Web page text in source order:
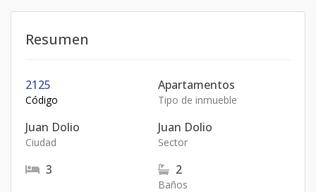
Resumen
2125
Código
Apartamentos
Tipo de inmueble
Juan Dolio
Ciudad
Juan Dolio
Sector
3 2
Baños